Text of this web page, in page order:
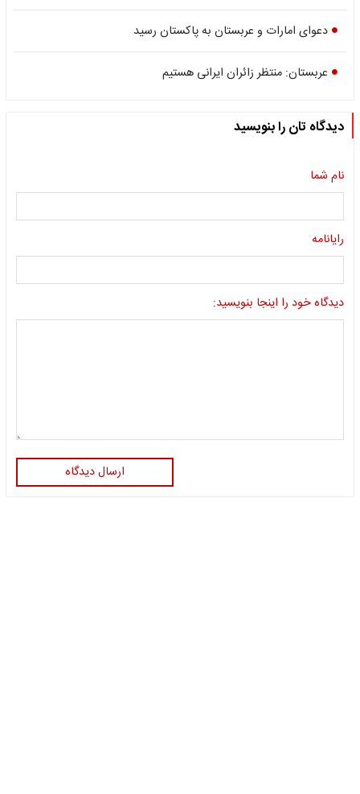
دعوای امارات و عربستان به پاکستان رسید
عربستان: منتظر زائران ایرانی هستیم
دیدگاه تان را بنویسید
نام شما
رایانامه
دیدگاه خود را اینجا بنویسید:
ارسال دیدگاه